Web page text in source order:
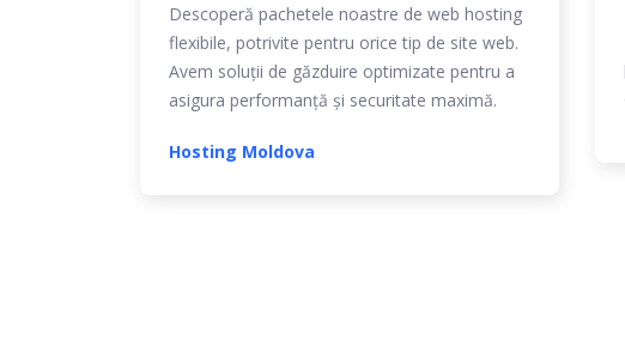
Descoperă pachetele noastre de web hosting
flexibile, potrivite pentru orice tip de site web.
Avem soluții de găzduire optimizate pentru a
asigura performanță și securitate maximă.
Hosting Moldova